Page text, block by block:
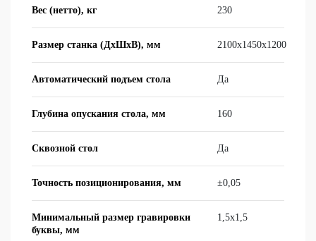
Вес (нетто), кг 230
Размер станка (ДхШхВ), мм 2100x1450x1200
Автоматический подъем стола Да
Глубина опускания стола, мм 160
Сквозной стол Да
Точность позиционирования, мм ±0,05
Минимальный размер гравировки
буквы, мм
1,5x1,5